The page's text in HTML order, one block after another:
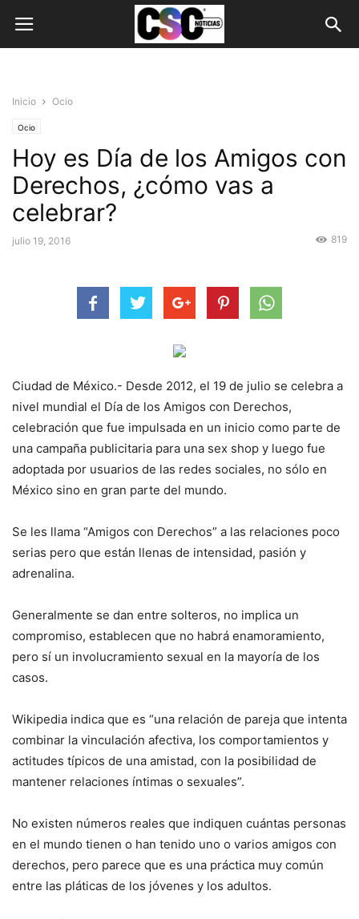
Inicio Ocio
Ocio
Hoy es Día de los Amigos con
Derechos, ¿cómo vas a
celebrar?
julio 19, 2016 819
Ciudad de México.- Desde 2012, el 19 de julio se celebra a
nivel mundial el Día de los Amigos con Derechos,
celebración que fue impulsada en un inicio como parte de
una campaña publicitaria para una sex shop y luego fue
adoptada por usuarios de las redes sociales, no sólo en
México sino en gran parte del mundo.
Se les llama “Amigos con Derechos” a las relaciones poco
serias pero que están llenas de intensidad, pasión y
adrenalina.
Generalmente se dan entre solteros, no implica un
compromiso, establecen que no habrá enamoramiento,
pero sí un involucramiento sexual en la mayoría de los
casos.
Wikipedia indica que es “una relación de pareja que intenta
combinar la vinculación afectiva, los comportamientos y
actitudes típicos de una amistad, con la posibilidad de
mantener relaciones íntimas o sexuales”.
No existen números reales que indiquen cuántas personas
en el mundo tienen o han tenido uno o varios amigos con
derechos, pero parece que es una práctica muy común
entre las pláticas de los jóvenes y los adultos.